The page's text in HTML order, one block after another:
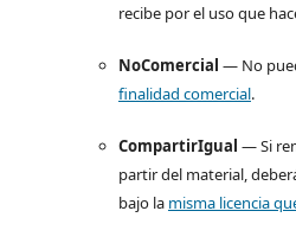
recibe por el uso que
NoComercial — No
finalidad comercial.
CompartirIgual — Si
partir del material,
bajo la misma licencia